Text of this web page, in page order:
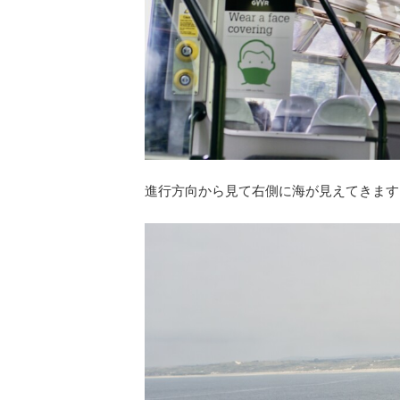
進行方向から見て右側に海が見えてきま